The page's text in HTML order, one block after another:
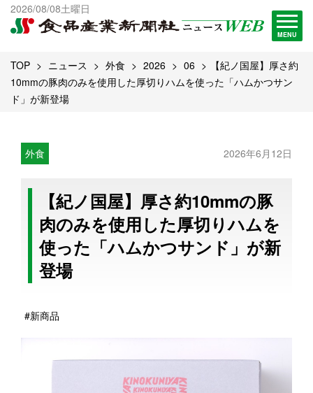
2026/08/08土曜日
MENU
出版物一覧へ
試読・購読申し込み
TOP ニュース 外食 2026 06
【紀ノ国屋】厚さ約
10mmの豚肉のみを使用した厚切りハムを使った「ハムかつサン
ド」が新登場
外食 2026年6月12日
【紀ノ国屋】厚さ約10mmの豚
肉のみを使用した厚切りハムを
使った「ハムかつサンド」が新
登場
#新商品